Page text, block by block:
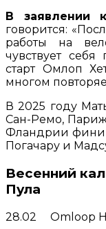
В заявлении
говорится:
работы на
чувствует
старт Омлоп
многом
В 2025 году
Сан-Ремо, Париж
Фландрии
Погачару и
Весенний
Пула
28.02 Omloop